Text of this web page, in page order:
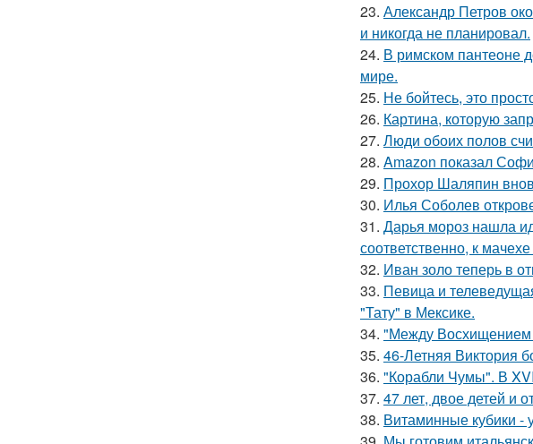
23. Александр Петров
и никогда не планировал.
24. В римском пантеoне
мире.
25. Не бойтесь, это
26. Картина, которую
27. Люди обоих полов
28. Amazon показал
29. Прохор Шаляпин
30. Илья Соболев
31. Дарья мороз нашла
соответственно, к
32. Иван золо теперь в
33. Певица и
"Тату" в Мексике.
34. "Между Восхищением
35. 46-Летняя Виктория
36. "Корабли Чумы". В
37. 47 лет, двое детей и
38. Витаминные кубики -